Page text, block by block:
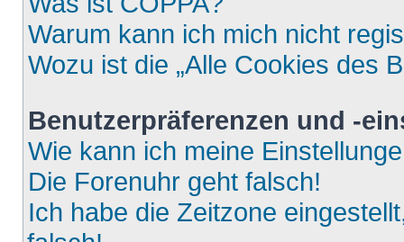
Warum kann ich mich nicht
Wozu ist die „Alle Cookies des
Benutzerpräferenzen und -
Wie kann ich meine
Die Forenuhr geht falsch!
Ich habe die Zeitzone